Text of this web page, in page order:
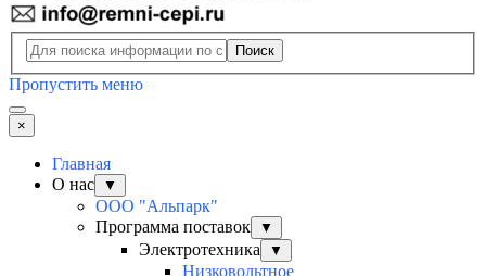
Поиск
Пропустить меню
×
Главная
О нас
▼
ООО "Альпарк"
Программа поставок
▼
Электротехника ▼
Низковольтное